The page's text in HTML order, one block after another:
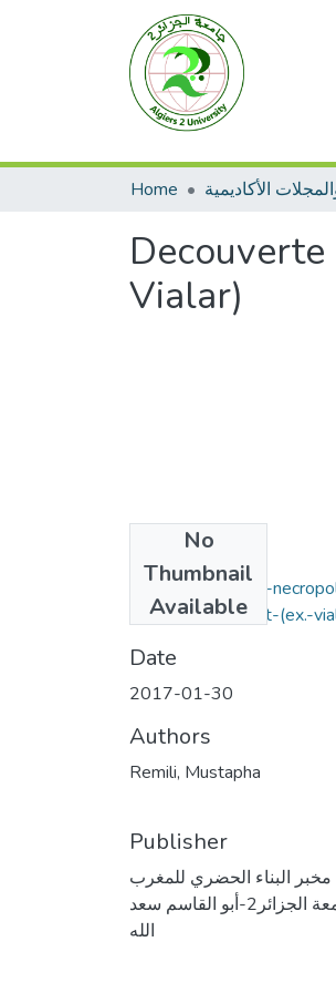
Home الأكاديمية
Vialar)
No
Thumbnail
Available
decouverte-d’une-
lahdjar-tissemssilt-(ex.-
Date
2017-01-30
Authors
Remili, Mustapha
Publisher
البناء الحضري للمغرب
الأوسط - معهد الأثار- جامعة الجزائر2-أبو القاسم سعد
الله